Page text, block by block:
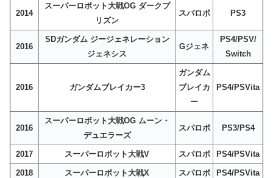
2014
スーパーロボット大戦OG ダークプ
リズン
スパロボ PS3
2016
SDガンダム ジージェネレーション
ジェネシス
Gジェネ
PS4/PSV/
Switch
2016 ガンダムブレイカー3
ガンダム
ブレイカ
ー
PS4/PSVita
2016
スーパーロボット大戦OG ムーン・
デュエラーズ
スパロボ PS3/PS4
2017 スーパーロボット大戦V スパロボ PS4/PSVita
2018 スーパーロボット大戦X スパロボ PS4/PSVita